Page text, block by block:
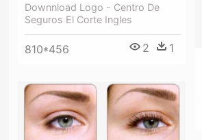
Downnload Logo - Centro De
Seguros El Corte Ingles
810*456 2 1